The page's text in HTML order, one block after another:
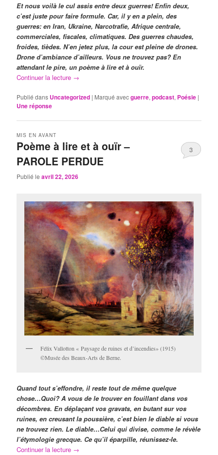
Et nous voilà le cul assis entre deux guerres! Enfin deux,
c’est juste pour faire formule. Car, il y en a plein, des
guerres: en Iran, Ukraine, Narcotrafie, Afrique centrale,
commerciales, fiscales, climatiques. Des guerres chaudes,
froides, tièdes. N’en jetez plus, la cour est pleine de drones.
Drone d’ambiance d’ailleurs. Vous ne trouvez pas? En
attendant le pire, un poème à lire et à ouïr.
Continuer la lecture →
Publié dans Uncategorized | Marqué avecguerre,podcast, Poésie |
Uneréponse
Poème à lire et à ouïr –
PAROLE PERDUE
MIS EN AVANT
Publié leavril 22, 2026
3
Félix Vallotton « Paysage de ruines et d’incendies» (1915)
©Musée des Beaux-Arts de Berne.
Quand tout s’effondre, il reste tout de même quelque
chose…Quoi? A vous de le trouver en fouillant dans vos
décombres. En déplaçant vos gravats, en butant sur vos
ruines, en creusant la poussière, c’est bien le diable si vous
ne trouvez rien. Le diable…Celui qui divise, comme le révèle
l’étymologie grecque. Ce qu’il éparpille, réunissez-le.
Continuer la lecture →